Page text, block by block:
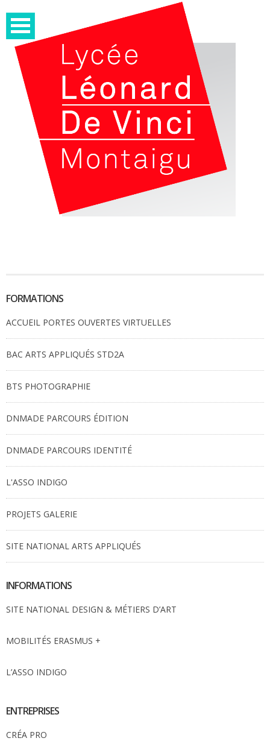
FORMATIONS
ACCUEIL PORTES OUVERTES VIRTUELLES
BAC ARTS APPLIQUÉS STD2A
BTS PHOTOGRAPHIE
DNMADE PARCOURS ÉDITION
DNMADE PARCOURS IDENTITÉ
L'ASSO INDIGO
PROJETS GALERIE
SITE NATIONAL ARTS APPLIQUÉS
INFORMATIONS
SITE NATIONAL DESIGN & MÉTIERS D’ART
MOBILITÉS ERASMUS +
L’ASSO INDIGO
ENTREPRISES
CRÉA PRO